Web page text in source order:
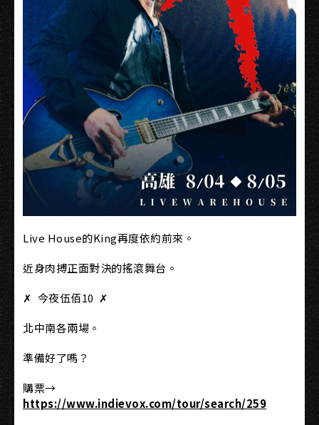
Live House的King再度依約前來。
近身肉搏正面對決的搖滾舞台。
✗ 今夜伍佰10 ✗
北中南各兩場。
準備好了嗎？
購票→
https://www.indievox.com/tour/search/259